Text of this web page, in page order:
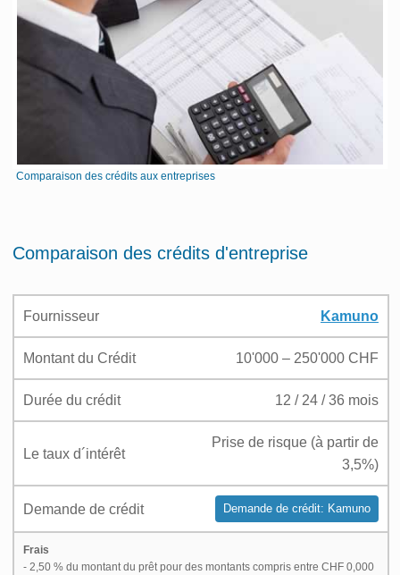
Comparaison des crédits aux entreprises
Comparaison des crédits d'entreprise
Fournisseur Kamuno
Montant du Crédit 10'000 – 250'000 CHF
Durée du crédit 12 / 24 / 36 mois
Le taux d´intérêt
Prise de risque (à partir de
3,5%)
Demande de crédit Demande de crédit: Kamuno
Frais
- 2,50 % du montant du prêt pour des montants compris entre CHF 0,000